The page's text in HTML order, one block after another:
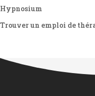
Hypnosium
Trouver un emploi de